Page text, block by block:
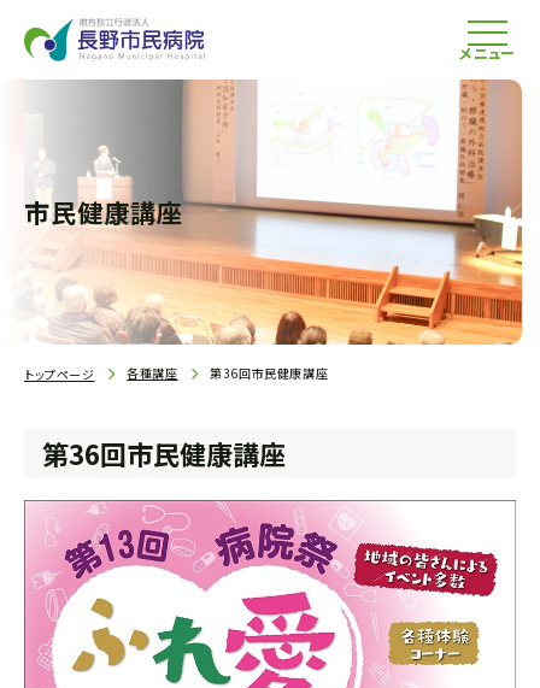
メニュー
市民健康講座
トップページ 各種講座 第36回市民健康講座
第36回市民健康講座